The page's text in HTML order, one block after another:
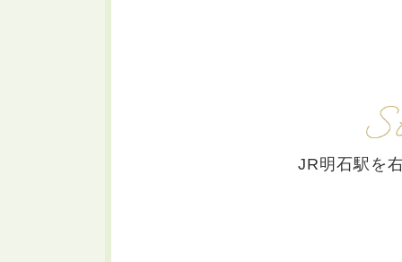
JR明石駅を